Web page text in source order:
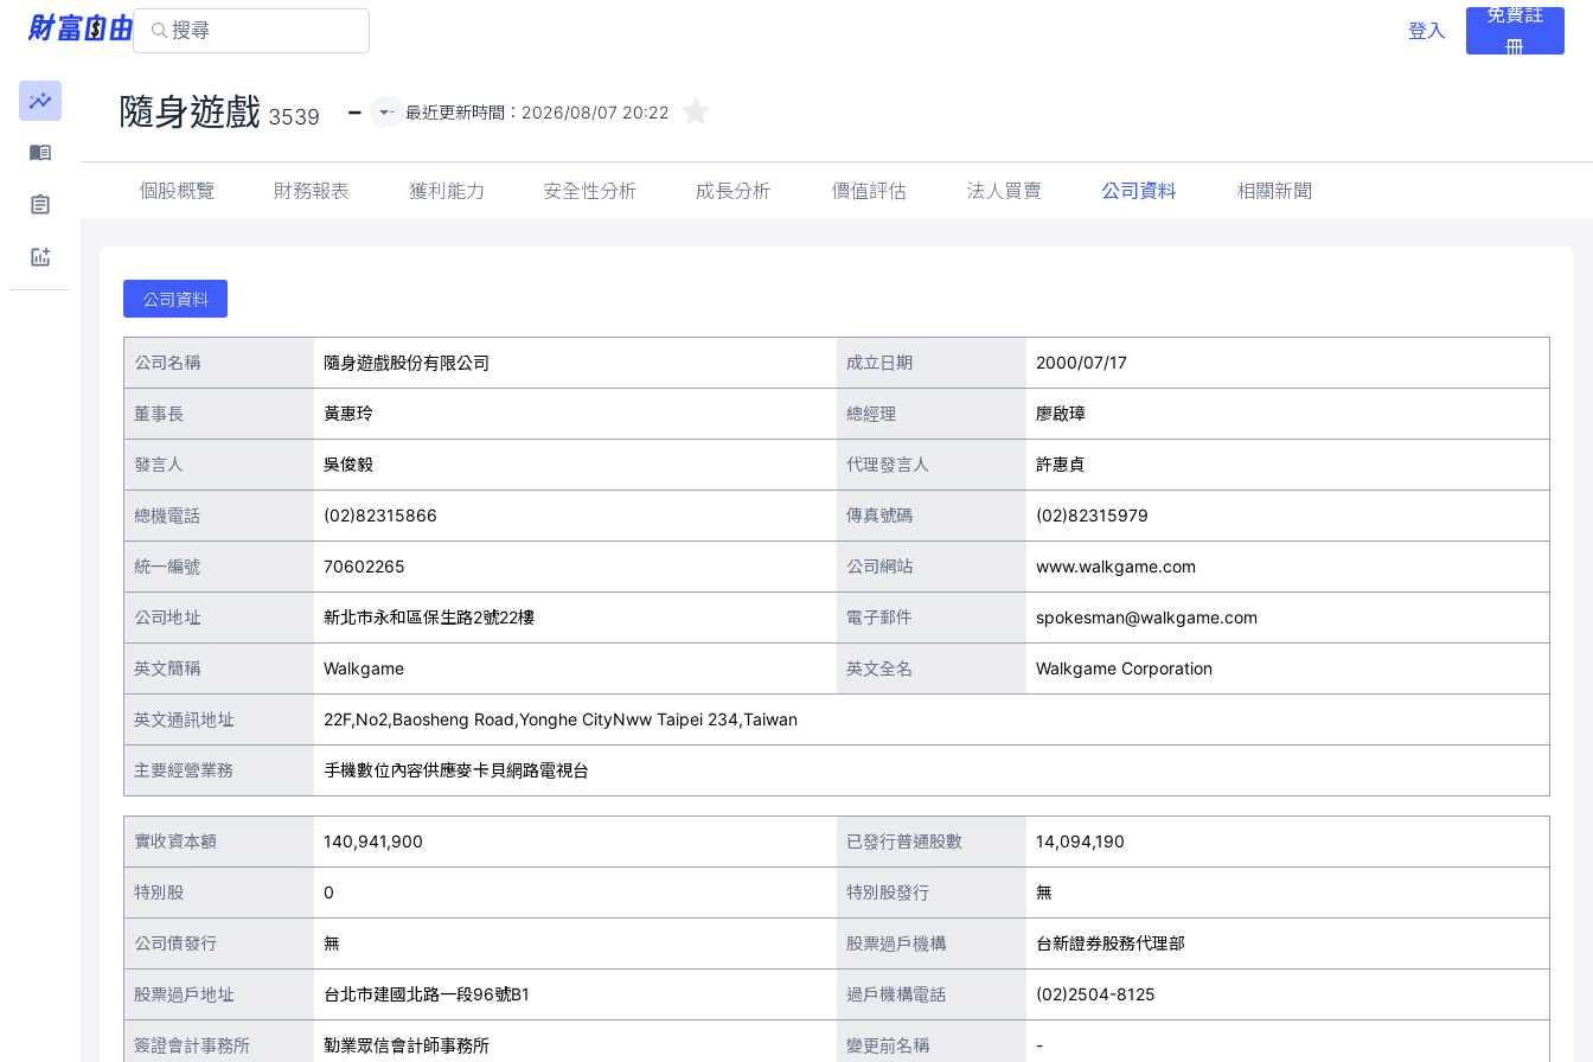
登入
免費註
冊
隨身遊戲 3539 - - 最近更新時間： 2026/08/07 20:22
個股概覽 財務報表 獲利能力 安全性分析 成長分析 價值評估 法人買賣 公司資料 相關新聞
公司資料
公司名稱 隨身遊戲股份有限公司 成立日期 2000/07/17
董事長 黃惠玲 總經理 廖啟璋
發言人 吳俊毅 代理發言人 許惠貞
總機電話 (02)82315866 傳真號碼 (02)82315979
統一編號 70602265 公司網站 www.walkgame.com
公司地址 新北市永和區保生路2號22樓 電子郵件 spokesman@walkgame.com
英文簡稱 Walkgame 英文全名 Walkgame Corporation
英文通訊地址 22F,No2,Baosheng Road,Yonghe CityNww Taipei 234,Taiwan
主要經營業務 手機數位內容供應麥卡貝網路電視台
實收資本額 140,941,900 已發行普通股數 14,094,190
特別股 0 特別股發行 無
公司債發行 無 股票過戶機構 台新證券股務代理部
股票過戶地址 台北市建國北路一段96號B1 過戶機構電話 (02)2504-8125
簽證會計事務所 勤業眾信會計師事務所 變更前名稱 -